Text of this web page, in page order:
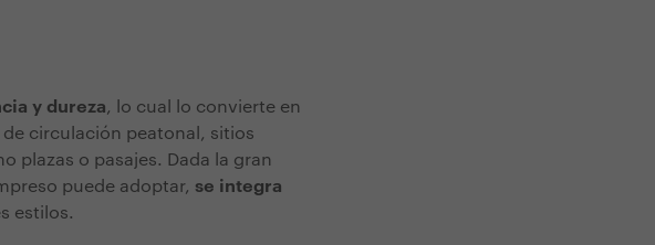
y dureza, lo cual lo convierte en
circulación peatonal, sitios
plazas o pasajes. Dada la gran
puede adoptar, se integra
estilos.